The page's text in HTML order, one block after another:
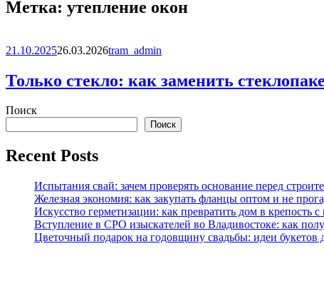
Метка: утепление окон
21.10.202526.03.2026tram_admin
Только стекло: как заменить
Поиск
Поиск
Recent Posts
Испытания свай: зачем проверять основание перед
Железная экономия: как закупать фланцы оптом и не
Искусство герметизации: как превратить дом в
Вступление в СРО изыскателей во Владивостоке: как
Цветочный подарок на годовщину свадьбы: идеи букетов